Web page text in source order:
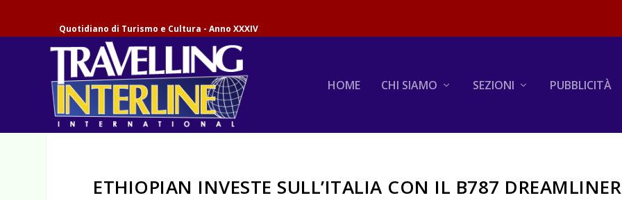
Quotidiano di Turismo e Cultura - Anno XXXIV
HOME CHI SIAMO SEZIONI PUBBLICITÀ
ETHIOPIAN INVESTE SULL’ITALIA CON IL B787 DREAMLINER